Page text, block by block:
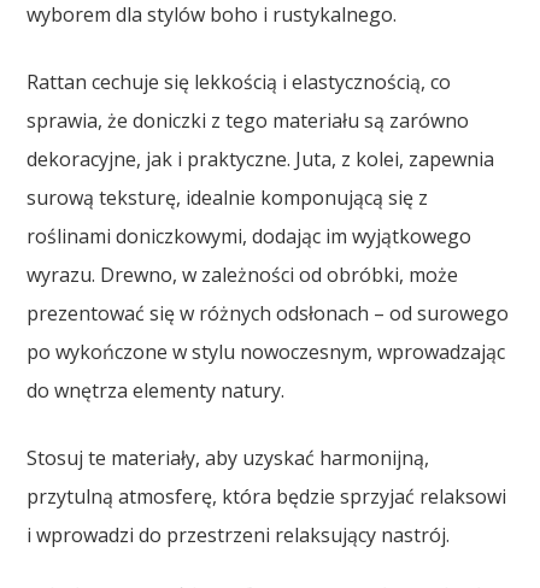
wyborem dla stylów boho i rustykalnego.
Rattan cechuje się lekkością i elastycznością, co
sprawia, że doniczki z tego materiału są zarówno
dekoracyjne, jak i praktyczne. Juta, z kolei, zapewnia
surową teksturę, idealnie komponującą się z
roślinami doniczkowymi, dodając im wyjątkowego
wyrazu. Drewno, w zależności od obróbki, może
prezentować się w różnych odsłonach – od surowego
po wykończone w stylu nowoczesnym, wprowadzając
do wnętrza elementy natury.
Stosuj te materiały, aby uzyskać harmonijną,
przytulną atmosferę, która będzie sprzyjać relaksowi
i wprowadzi do przestrzeni relaksujący nastrój.